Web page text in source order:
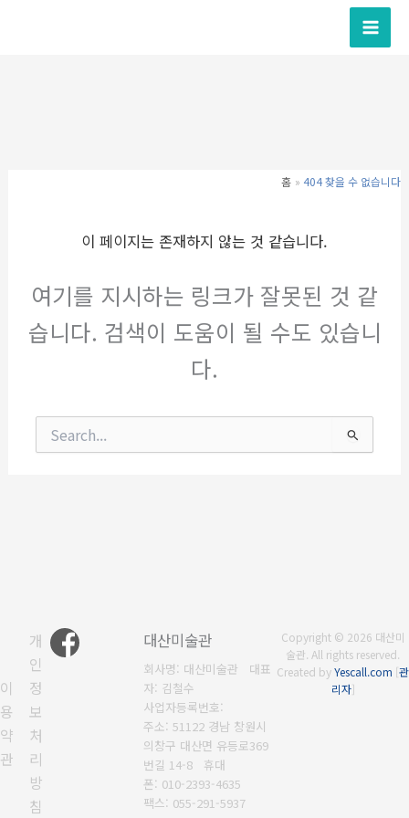
홈 404 찾을 수 없습니다
이 페이지는 존재하지 않는 것 같습니다.
여기를 지시하는 링크가 잘못된 것 같
습니다. 검색이 도움이 될 수도 있습니
다.
이
용
약
관
개
인
정
보
처
리
방
침
대산미술관
회사명: 대산미술관 대표
자: 김철수
사업자등록번호:
주소: 51122 경남 창원시
의창구 대산면 유등로369
번길 14-8 휴대
폰: 010-2393-4635
팩스: 055-291-5937
Copyright © 2026 대산미
술관. All rights reserved.
Created byYescall.com [관
리자]